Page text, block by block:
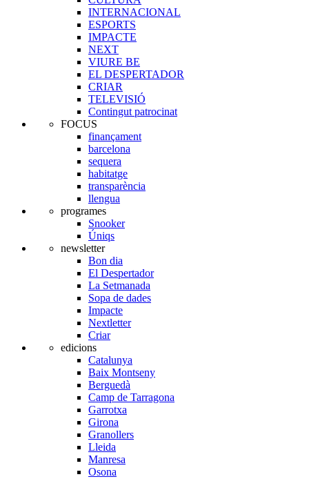
INTERNACIONAL
ESPORTS
IMPACTE
NEXT
VIURE BE
EL DESPERTADOR
CRIAR
TELEVISIÓ
Contingut patrocinat
FOCUS
finançament
barcelona
sequera
habitatge
transparència
llengua
programes
Snooker
Úniqs
newsletter
Bon dia
El Despertador
La Setmanada
Sopa de dades
Impacte
Nextletter
Criar
edicions
Catalunya
Baix Montseny
Berguedà
Camp de Tarragona
Garrotxa
Girona
Granollers
Lleida
Manresa
Osona